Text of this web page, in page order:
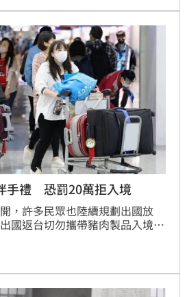
未再發現疫情，才會解除管制。
手禮 恐罰20萬拒入境
，許多民眾也陸續規劃出國放
國返台切勿攜帶豬肉製品入境，
繳出罰款遭拒絕入境，提醒民